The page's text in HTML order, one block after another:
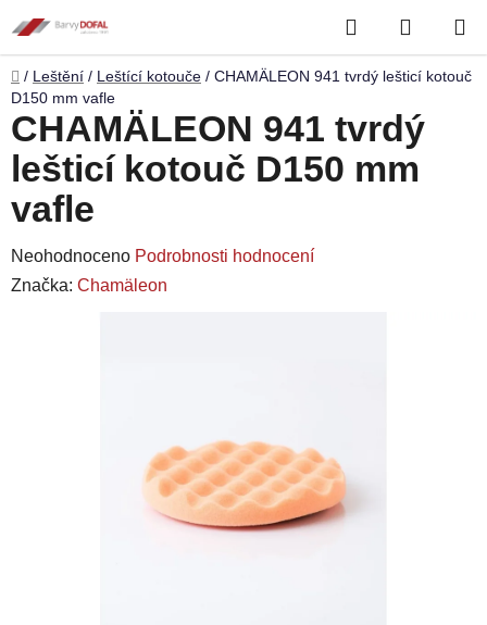
na
obsah
Hledat
KOŠÍK
Domů
/ Leštění / Leštící kotouče / CHAMÄLEON 941 tvrdý lešticí kotouč
D150 mm vafle
CHAMÄLEON 941 tvrdý
lešticí kotouč D150 mm
vafle
Průměrné
hodnocení
Neohodnoceno Podrobnosti hodnocení
Značka: Chamäleon